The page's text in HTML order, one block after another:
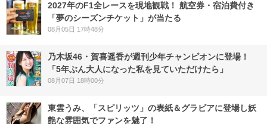
2027年のF1全レースを現地観戦！ 航空券・宿泊費付き
「夢のシーズンチケット」が当たる
08月05日 17時48分
乃木坂46・賀喜遥香が週刊少年チャンピオンに登場！
「5年ぶん大人になった私を見ていただけたら」
08月07日 18時00分
東雲うみ、「スピリッツ」の表紙＆グラビアに登場し妖
艶な雰囲気でファンを魅了！